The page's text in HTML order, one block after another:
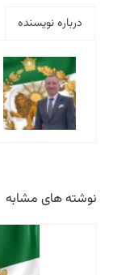
درباره نویسنده
نوشته های مشابه